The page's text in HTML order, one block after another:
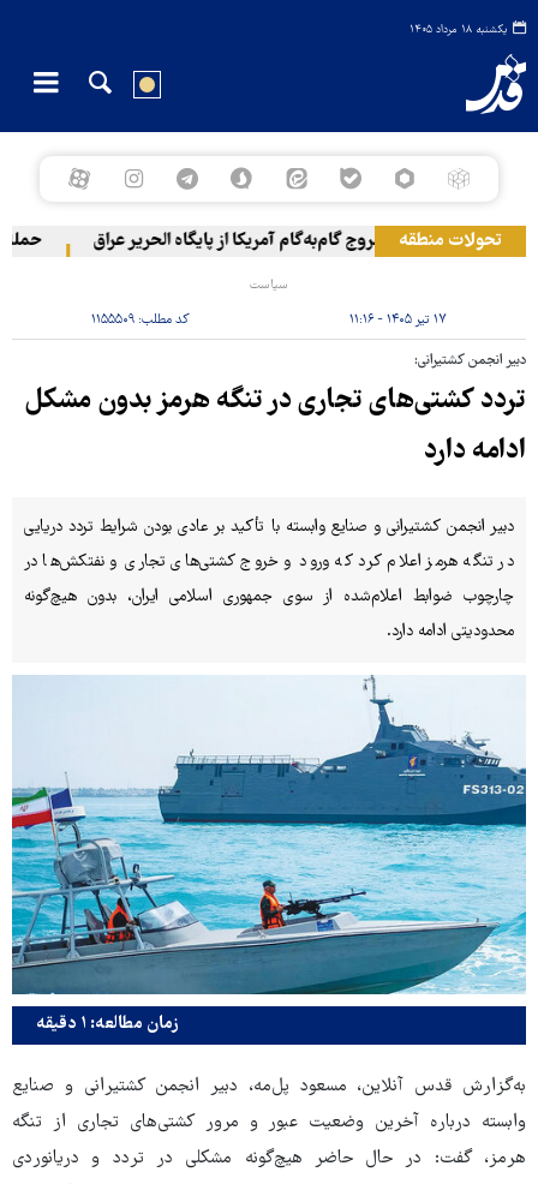
یکشنبه ۱۸ مرداد ۱۴۰۵
تحولات منطقهخروج گام‌به‌گام آمریکا از پایگاه الحریر عراق حمله
سیاست
۱۷ تیر ۱۴۰۵ - ۱۱:۱۶ کد مطلب: ۱۱۵۵۵۰۹
دبیر انجمن کشتیرانی:
تردد کشتی‌های تجاری در تنگه هرمز بدون مشکل
ادامه دارد
دبیر انجمن کشتیرانی و صنایع وابسته با تأکید بر عادی بودن شرایط تردد دریایی
در تنگه هرمز اعلام کرد که ورود و خروج کشتی‌های تجاری و نفتکش‌ها در
چارچوب ضوابط اعلام‌شده از سوی جمهوری اسلامی ایران، بدون هیچ‌گونه
محدودیتی ادامه دارد.
زمان مطالعه: ۱ دقیقه
به‌گزارش قدس آنلاین، مسعود پل‌مه، دبیر انجمن کشتیرانی و صنایع
وابسته درباره آخرین وضعیت عبور و مرور کشتی‌های تجاری از تنگه
هرمز، گفت: در حال حاضر هیچ‌گونه مشکلی در تردد و دریانوردی